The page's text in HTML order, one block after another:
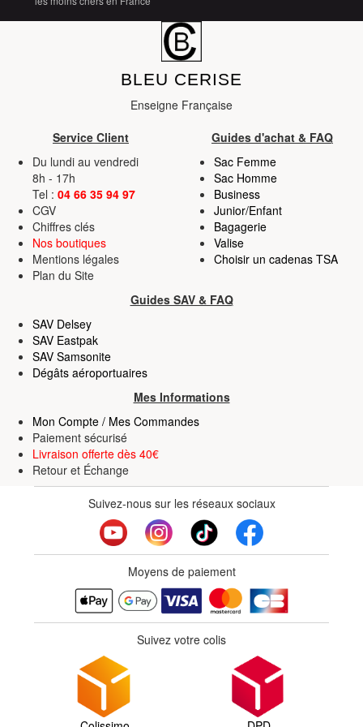
BLEU CERISE
Enseigne Française
Service Client
Guides d'achat & FAQ
Du lundi au vendredi
8h - 17h
Tel : 04 66 35 94 97
CGV
Chiffres clés
Nos boutiques
Mentions légales
Plan du Site
Sac Femme
Sac Homme
Business
Junior/Enfant
Bagagerie
Valise
Choisir un cadenas TSA
Guides SAV & FAQ
SAV Delsey
SAV Eastpak
SAV Samsonite
Dégâts aéroportuaires
Mes Informations
Mon Compte / Mes Commandes
Paiement sécurisé
Livraison offerte dès 40€
Retour et Échange
Suivez-nous sur les réseaux sociaux
Moyens de paiement
Suivez votre colis